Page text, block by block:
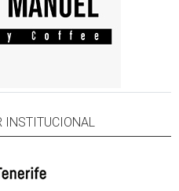
INSTITUCIONAL